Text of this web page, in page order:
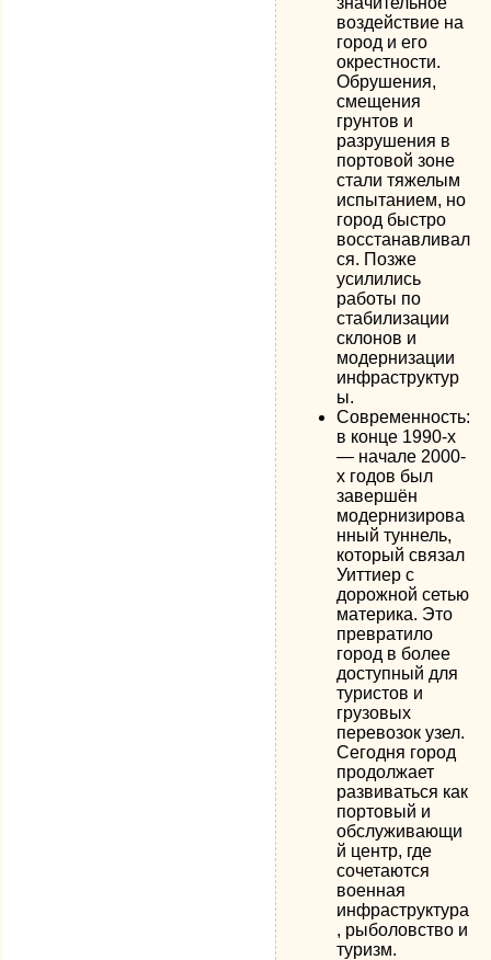
воздействие на
город и его
окрестности.
Обрушения,
смещения
грунтов и
разрушения в
портовой зоне
стали тяжелым
испытанием, но
город быстро
восстанавливал
ся. Позже
усилились
работы по
стабилизации
склонов и
модернизации
инфраструктур
ы.
Современность:
в конце 1990-х
— начале 2000-
х годов был
завершён
модернизирова
нный туннель,
который связал
Уиттиер с
дорожной сетью
материка. Это
превратило
город в более
доступный для
туристов и
грузовых
перевозок узел.
Сегодня город
продолжает
развиваться как
портовый и
обслуживающи
й центр, где
сочетаются
военная
инфраструктура
, рыболовство и
туризм.